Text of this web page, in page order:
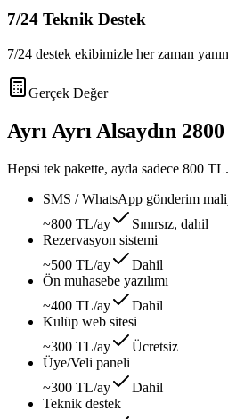
7/24 Teknik Destek
7/24 destek ekibimizle her zaman
Gerçek Değer
Ayrı Ayrı Alsaydın
Hepsi tek pakette, ayda sadece 800 TL.
SMS / WhatsApp gönderim
~800 TL/ay
Sınırsız, dahil
Rezervasyon sistemi
~500 TL/ay
Dahil
Ön muhasebe yazılımı
~400 TL/ay
Dahil
Kulüp web sitesi
~300 TL/ay
Ücretsiz
Üye/Veli paneli
~300 TL/ay
Dahil
Teknik destek